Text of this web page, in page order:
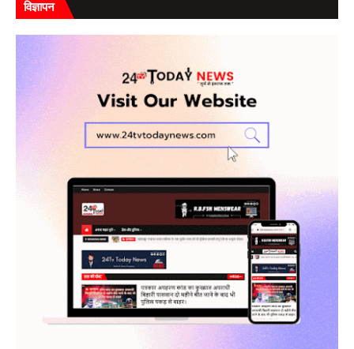
विज्ञापन